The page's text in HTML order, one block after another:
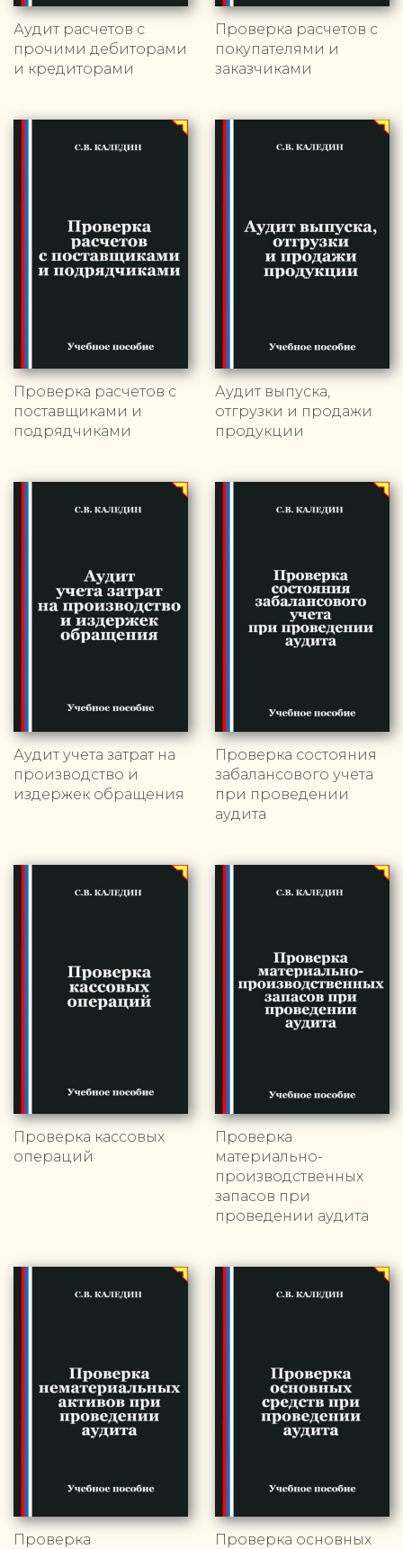
Аудит расчетов с
прочими дебиторами
и кредиторами
Проверка расчетов с
покупателями и
заказчиками
Проверка расчетов с
поставщиками и
подрядчиками
Аудит выпуска,
отгрузки и продажи
продукции
Аудит учета затрат на
производство и
издержек обращения
Проверка состояния
забалансового учета
при проведении
аудита
Проверка кассовых
операций
Проверка
материально-
производственных
запасов при
проведении аудита
Проверка
Проверка основных